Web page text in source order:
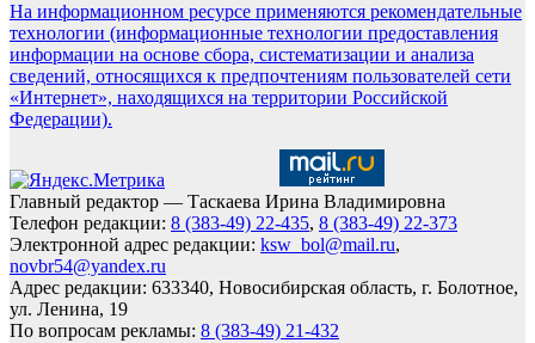
На информационном ресурсе применяются рекомендательные
технологии (информационные технологии предоставления
информации на основе сбора, систематизации и анализа
сведений, относящихся к предпочтениям пользователей сети
«Интернет», находящихся на территории Российской
Федерации).
Главный редактор — Таскаева Ирина Владимировна
Телефон редакции: 8 (383-49) 22-435, 8 (383-49) 22-373
Электронной адрес редакции: ksw_bol@mail.ru,
novbr54@yandex.ru
Адрес редакции: 633340, Новосибирская область, г. Болотное,
ул. Ленина, 19
По вопросам рекламы: 8 (383-49) 21-432